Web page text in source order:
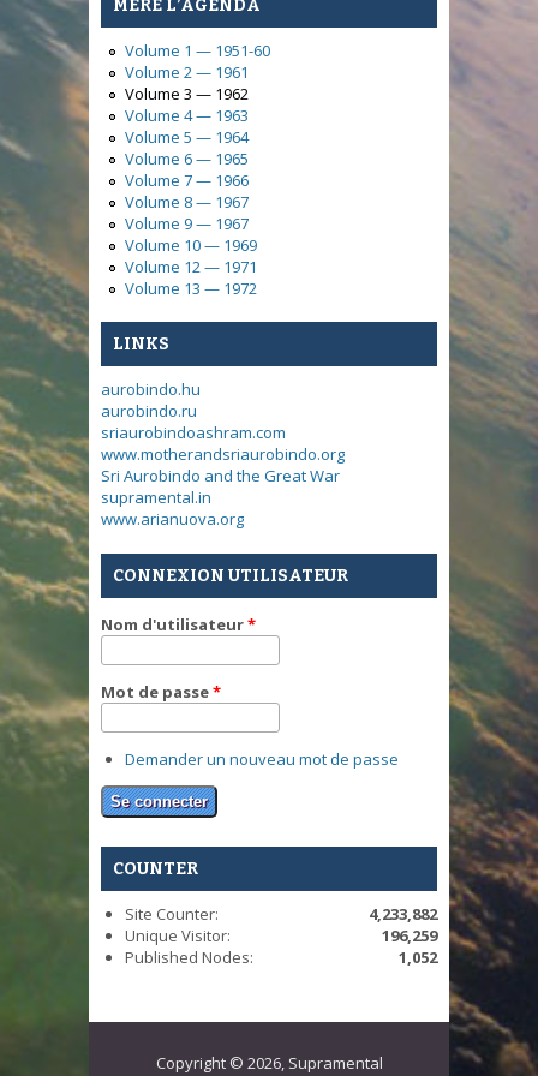
MÈRE L’AGENDA
Volume 1 — 1951-60
Volume 2 — 1961
Volume 3 — 1962
Volume 4 — 1963
Volume 5 — 1964
Volume 6 — 1965
Volume 7 — 1966
Volume 8 — 1967
Volume 9 — 1967
Volume 10 — 1969
Volume 12 — 1971
Volume 13 — 1972
LINKS
aurobindo.hu
aurobindo.ru
sriaurobindoashram.com
www.motherandsriaurobindo.org
Sri Aurobindo and the Great War
supramental.in
www.arianuova.org
CONNEXION UTILISATEUR
Nom d'utilisateur*
Mot de passe*
Demander un nouveau mot de passe
COUNTER
Site Counter:
4,233,882
Unique Visitor:
196,259
Published Nodes:
1,052
Copyright © 2026, Supramental